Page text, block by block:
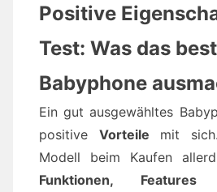
Positive
Test: Was das
Babyphone
Ein gut ausgewähltes
positive Vorteile mit
Modell beim Kaufen
Funktionen,